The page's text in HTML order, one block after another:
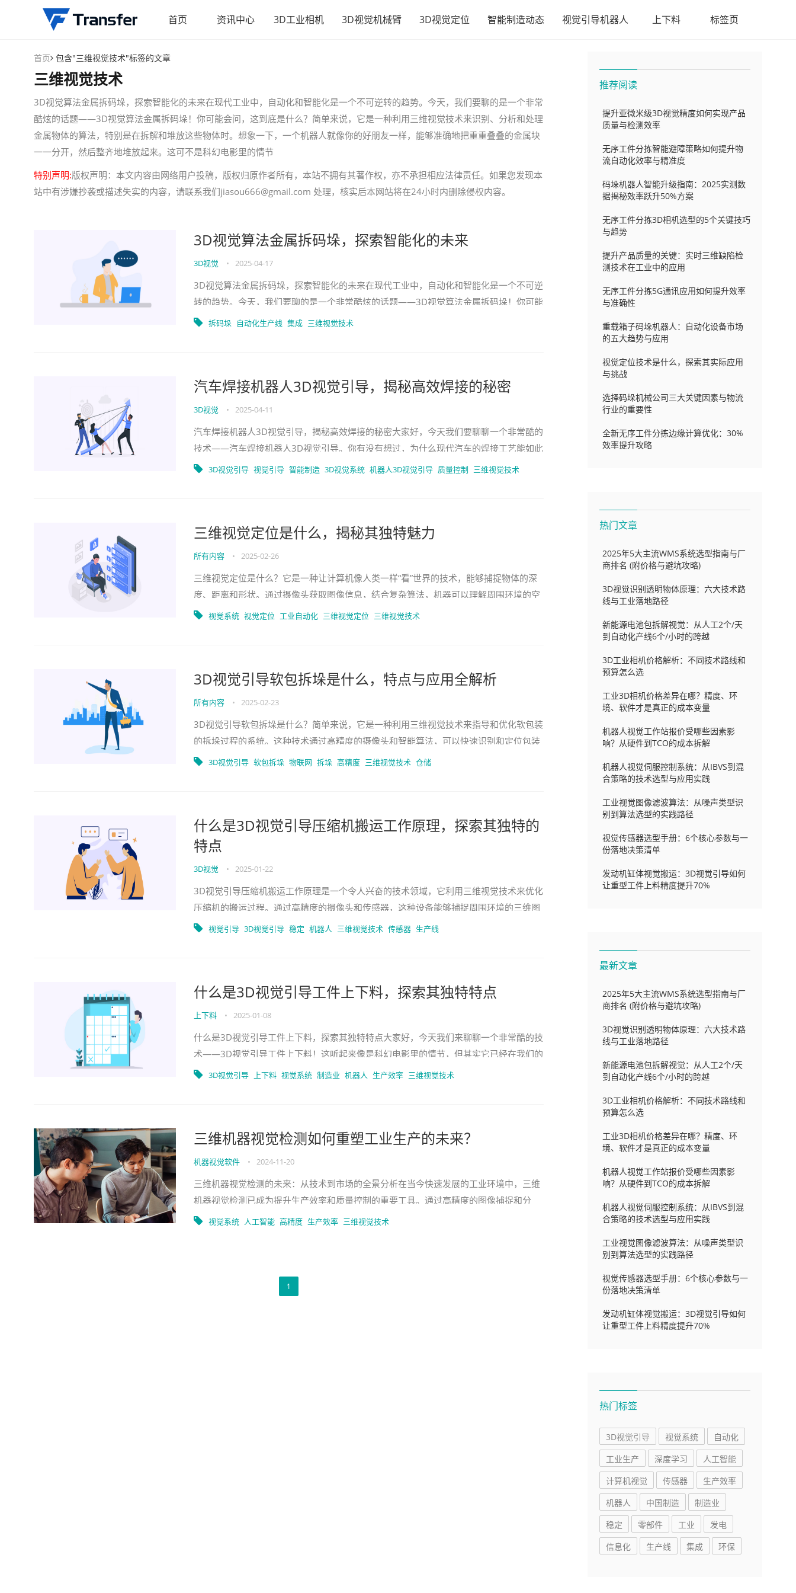
首页 资讯中心 3D工业相机 3D视觉机械臂 3D视觉定位 智能制造动态 视觉引导机器人 上下料 标签页
首页 包含"三维视觉技术"标签的文章
三维视觉技术
3D视觉算法金属拆码垛，探索智能化的未来在现代工业中，自动化和智能化是一个不可逆转的趋势。今天，我们要聊的是一个非常
酷炫的话题——3D视觉算法金属拆码垛！你可能会问，这到底是什么？简单来说，它是一种利用三维视觉技术来识别、分析和处理
金属物体的算法，特别是在拆解和堆放这些物体时。想象一下，一个机器人就像你的好朋友一样，能够准确地把重重叠叠的金属块
一一分开，然后整齐地堆放起来。这可不是科幻电影里的情节
特别声明:版权声明：本文内容由网络用户投稿，版权归原作者所有，本站不拥有其著作权，亦不承担相应法律责任。如果您发现本
站中有涉嫌抄袭或描述失实的内容，请联系我们jiasou666@gmail.com 处理，核实后本网站将在24小时内删除侵权内容。
3D视觉算法金属拆码垛，探索智能化的未来
3D视觉 • 2025-04-17
3D视觉算法金属拆码垛，探索智能化的未来在现代工业中，自动化和智能化是一个不可逆
转的趋势。今天，我们要聊的是一个非常酷炫的话题——3D视觉算法金属拆码垛！你可能
会问，这到底是什么？简单来说，它是一种利
拆码垛 自动化生产线 集成 三维视觉技术
汽车焊接机器人3D视觉引导，揭秘高效焊接的秘密
3D视觉 • 2025-04-11
汽车焊接机器人3D视觉引导，揭秘高效焊接的秘密大家好，今天我们要聊聊一个非常酷的
技术——汽车焊接机器人3D视觉引导。你有没有想过，为什么现代汽车的焊接工艺能如此
精准和高效呢？这背后可少不了这些聪明的小
3D视觉引导 视觉引导 智能制造 3D视觉系统 机器人3D视觉引导 质量控制 三维视觉技术
三维视觉定位是什么，揭秘其独特魅力
所有内容 • 2025-02-26
三维视觉定位是什么？它是一种让计算机像人类一样“看”世界的技术，能够捕捉物体的深
度、距离和形状。通过摄像头获取图像信息，结合复杂算法，机器可以理解周围环境的空
间结构。这项技术已经在我们的生活中无处不在
视觉系统 视觉定位 工业自动化 三维视觉定位 三维视觉技术
3D视觉引导软包拆垛是什么，特点与应用全解析
所有内容 • 2025-02-23
3D视觉引导软包拆垛是什么？简单来说，它是一种利用三维视觉技术来指导和优化软包装
的拆垛过程的系统。这种技术通过高精度的摄像头和智能算法，可以快速识别和定位包装
物体，从而实现高效、准确的拆垛操作。这个技
3D视觉引导 软包拆垛 物联网 拆垛 高精度 三维视觉技术 仓储
什么是3D视觉引导压缩机搬运工作原理，探索其独特的
特点
3D视觉 • 2025-01-22
3D视觉引导压缩机搬运工作原理是一个令人兴奋的技术领域，它利用三维视觉技术来优化
压缩机的搬运过程。通过高精度的摄像头和传感器，这种设备能够捕捉周围环境的三维图
像，并实时识别和定位搬运物体的位置和状态。
视觉引导 3D视觉引导 稳定 机器人 三维视觉技术 传感器 生产线
什么是3D视觉引导工件上下料，探索其独特特点
上下料 • 2025-01-08
什么是3D视觉引导工件上下料，探索其独特特点大家好，今天我们来聊聊一个非常酷的技
术——3D视觉引导工件上下料！这听起来像是科幻电影里的情节，但其实它已经在我们的
生活中悄然出现。想象一下，你的机器人小助
3D视觉引导 上下料 视觉系统 制造业 机器人 生产效率 三维视觉技术
三维机器视觉检测如何重塑工业生产的未来？
机器视觉软件 • 2024-11-20
三维机器视觉检测的未来：从技术到市场的全景分析在当今快速发展的工业环境中，三维
机器视觉检测已成为提升生产效率和质量控制的重要工具。通过高精度的图像捕捉和分
析，三维视觉系统能够识别和测量复杂的物体形状，
视觉系统 人工智能 高精度 生产效率 三维视觉技术
1
推荐阅读
提升亚微米级3D视觉精度如何实现产品
质量与检测效率
无序工件分拣智能避障策略如何提升物
流自动化效率与精准度
码垛机器人智能升级指南：2025实测数
据揭秘效率跃升50%方案
无序工件分拣3D相机选型的5个关键技巧
与趋势
提升产品质量的关键：实时三维缺陷检
测技术在工业中的应用
无序工件分拣5G通讯应用如何提升效率
与准确性
重载箱子码垛机器人：自动化设备市场
的五大趋势与应用
视觉定位技术是什么，探索其实际应用
与挑战
选择码垛机械公司三大关键因素与物流
行业的重要性
全新无序工件分拣边缘计算优化：30%
效率提升攻略
热门文章
2025年5大主流WMS系统选型指南与厂
商排名 (附价格与避坑攻略)
3D视觉识别透明物体原理：六大技术路
线与工业落地路径
新能源电池包拆解视觉：从人工2个/天
到自动化产线6个/小时的跨越
3D工业相机价格解析：不同技术路线和
预算怎么选
工业3D相机价格差异在哪？精度、环
境、软件才是真正的成本变量
机器人视觉工作站报价受哪些因素影
响？从硬件到TCO的成本拆解
机器人视觉伺服控制系统：从IBVS到混
合策略的技术选型与应用实践
工业视觉图像滤波算法：从噪声类型识
别到算法选型的实践路径
视觉传感器选型手册：6个核心参数与一
份落地决策清单
发动机缸体视觉搬运：3D视觉引导如何
让重型工件上料精度提升70%
最新文章
2025年5大主流WMS系统选型指南与厂
商排名 (附价格与避坑攻略)
3D视觉识别透明物体原理：六大技术路
线与工业落地路径
新能源电池包拆解视觉：从人工2个/天
到自动化产线6个/小时的跨越
3D工业相机价格解析：不同技术路线和
预算怎么选
工业3D相机价格差异在哪？精度、环
境、软件才是真正的成本变量
机器人视觉工作站报价受哪些因素影
响？从硬件到TCO的成本拆解
机器人视觉伺服控制系统：从IBVS到混
合策略的技术选型与应用实践
工业视觉图像滤波算法：从噪声类型识
别到算法选型的实践路径
视觉传感器选型手册：6个核心参数与一
份落地决策清单
发动机缸体视觉搬运：3D视觉引导如何
让重型工件上料精度提升70%
热门标签
3D视觉引导 视觉系统
自动化
工业生产
深度学习
人工智能
计算机视觉
传感器
生产效率
机器人
中国制造
制造业
稳定
零部件 工业
发电
信息化
生产线 集成 环保